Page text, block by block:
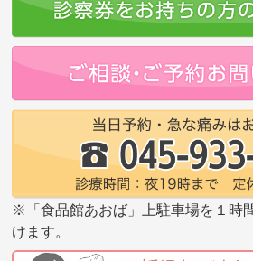
※「食品館あおば」上駐車場を１時
けます。